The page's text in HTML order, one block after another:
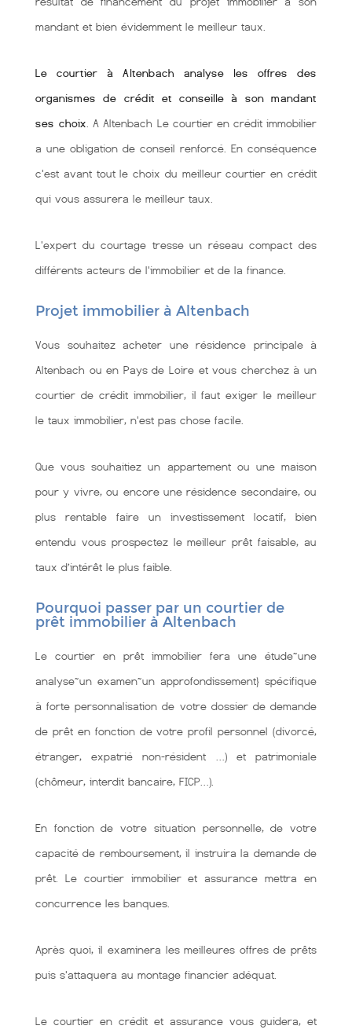
mandant et bien évidemment le meilleur taux.
Le courtier à Altenbach analyse les offres des
organismes de crédit et conseille à son mandant
ses choix . A Altenbach Le courtier en crédit immobilier
a une obligation de conseil renforcé. En conséquence
c'est avant tout le choix du meilleur courtier en crédit
qui vous assurera le meilleur taux.
L'expert du courtage tresse un réseau compact des
différents acteurs de l'immobilier et de la finance.
Projet immobilier à Altenbach
Vous souhaitez acheter une résidence principale à
Altenbach ou en Pays de Loire et vous cherchez à un
courtier de crédit immobilier, il faut exiger le meilleur
le taux immobilier, n'est pas chose facile.
Que vous souhaitiez un appartement ou une maison
pour y vivre, ou encore une résidence secondaire, ou
plus rentable faire un investissement locatif, bien
entendu vous prospectez le meilleur prêt faisable, au
taux d’intérêt le plus faible.
Pourquoi passer par un courtier de
prêt immobilier à Altenbach
Le courtier en prêt immobilier fera une étude~une
analyse~un examen~un approfondissement} spécifique
à forte personnalisation de votre dossier de demande
de prêt en fonction de votre profil personnel (divorcé,
étranger, expatrié non-résident …) et patrimoniale
(chômeur, interdit bancaire, FICP…).
En fonction de votre situation personnelle, de votre
capacité de remboursement, il instruira la demande de
prêt. Le courtier immobilier et assurance mettra en
concurrence les banques.
Après quoi, il examinera les meilleures offres de prêts
puis s'attaquera au montage financier adéquat.
Le courtier en crédit et assurance vous guidera, et